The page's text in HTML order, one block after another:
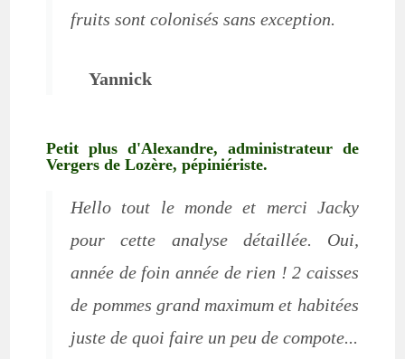
fruits sont colonisés sans exception.
Yannick
Petit plus d'Alexandre, administrateur de
Vergers de Lozère, pépiniériste.
Hello tout le monde et merci Jacky
pour cette analyse détaillée. Oui,
année de foin année de rien ! 2 caisses
de pommes grand maximum et habitées
juste de quoi faire un peu de compote...